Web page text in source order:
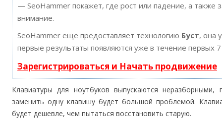
— SeoHammer покажет, где рост или падение, а также
внимание.
SeoHammer еще предоставляет технологию Буст, она
первые результаты появляются уже в течение первых
Зарегистрироваться и Начать продвижение
Клавиатуры для ноутбуков выпускаются
заменить одну клавишу будет большой проблемой.
будет дешевле, чем пытаться восстановить старую.